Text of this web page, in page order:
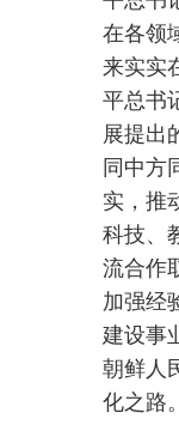
的典范
世界的和
蔡奇
分享：
主办：新疆乌恰县
政府网站标识码：
地 址：新疆克州